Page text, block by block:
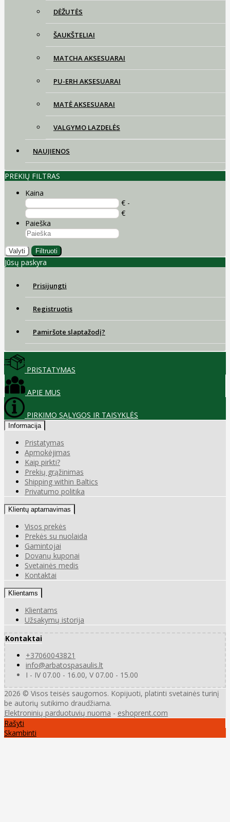
DĖŽUTĖS
ŠAUKŠTELIAI
MATCHA AKSESUARAI
PU-ERH AKSESUARAI
MATĖ AKSESUARAI
VALGYMO LAZDELĖS
NAUJIENOS
PREKIŲ FILTRAS
Kaina
€ -
€
Paieška
Valyti Filtruoti
Jūsų paskyra
Prisijungti
Registruotis
Pamiršote slaptažodį?
PRISTATYMAS
APIE MUS
PIRKIMO SĄLYGOS IR TAISYKLĖS
Informacija
Pristatymas
Apmokėjimas
Kaip pirkti?
Prekių grąžinimas
Shipping within Baltics
Privatumo politika
Klientų aptarnavimas
Visos prekės
Prekės su nuolaida
Gamintojai
Dovanų kuponai
Svetainės medis
Kontaktai
Klientams
Klientams
Užsakymų istorija
Kontaktai
+37060043821
info@arbatospasaulis.lt
I - IV 07.00 - 16.00, V 07.00 - 15.00
2026 © Visos teisės saugomos. Kopijuoti, platinti svetainės turinį
be autorių sutikimo draudžiama.
Elektroninių parduotuvių nuoma - eshoprent.com
Rašyti
Skambinti